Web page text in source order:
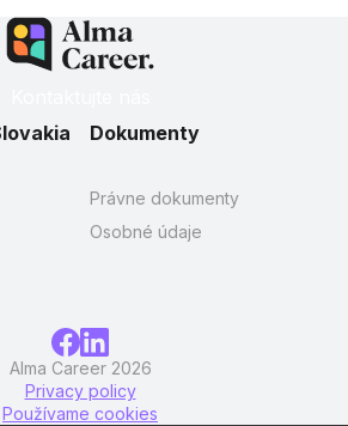
Dokumenty
Právne dokumenty
Osobné údaje
Alma Career 2026
Privacy policy
Používame cookies